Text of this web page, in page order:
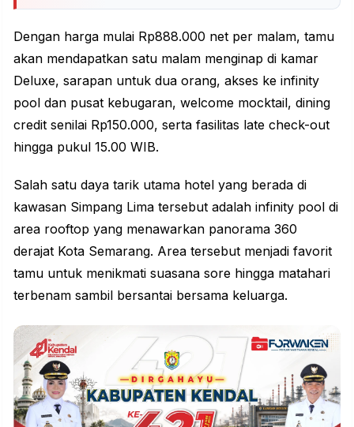
Dengan harga mulai Rp888.000 net per malam, tamu
akan mendapatkan satu malam menginap di kamar
Deluxe, sarapan untuk dua orang, akses ke infinity
pool dan pusat kebugaran, welcome mocktail, dining
credit senilai Rp150.000, serta fasilitas late check-out
hingga pukul 15.00 WIB.
Salah satu daya tarik utama hotel yang berada di
kawasan Simpang Lima tersebut adalah infinity pool di
area rooftop yang menawarkan panorama 360
derajat Kota Semarang. Area tersebut menjadi favorit
tamu untuk menikmati suasana sore hingga matahari
terbenam sambil bersantai bersama keluarga.